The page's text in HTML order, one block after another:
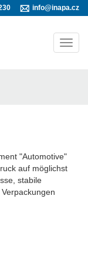
info@inapa.cz
"Automotive"
auf möglichst
stabile